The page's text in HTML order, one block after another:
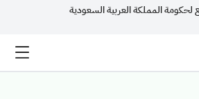
المملكة العربية السعودية